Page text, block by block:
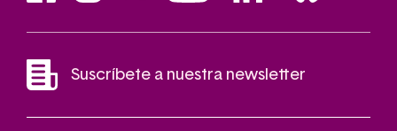
Suscríbete a nuestra newsletter